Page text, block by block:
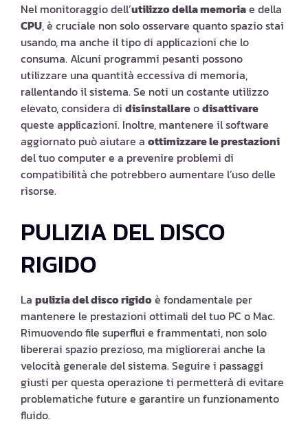
Nel monitoraggio dell’utilizzo della memoriae della
CPU, è cruciale non solo osservare quanto spazio stai
usando, ma anche il tipo di applicazioni che lo
consuma. Alcuni programmi pesanti possono
utilizzare una quantità eccessiva di memoria,
rallentando il sistema. Se noti un costante utilizzo
elevato, considera di disinstallareodisattivare
queste applicazioni. Inoltre, mantenere il software
aggiornato può aiutare a ottimizzare le prestazioni
del tuo computer e a prevenire problemi di
compatibilità che potrebbero aumentare l’uso delle
risorse.
PULIZIA DEL DISCO
RIGIDO
La pulizia del disco rigidoè fondamentale per
mantenere le prestazioni ottimali del tuo PC o Mac.
Rimuovendo file superflui e frammentati, non solo
libererai spazio prezioso, ma migliorerai anche la
velocità generale del sistema. Seguire i passaggi
giusti per questa operazione ti permetterà di evitare
problematiche future e garantire un funzionamento
fluido.